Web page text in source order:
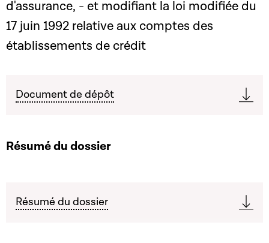
d'assurance, - et modifiant la loi modifiée du
17 juin 1992 relative aux comptes des
établissements de crédit
Document de dépôt
Résumé du dossier
Résumé du dossier